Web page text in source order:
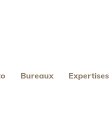
Bureaux Expertises